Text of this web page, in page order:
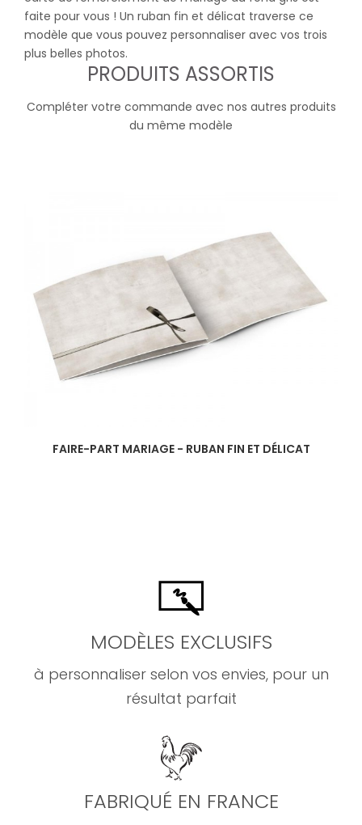
faite pour vous ! Un ruban fin et délicat traverse ce
modèle que vous pouvez personnaliser avec vos trois
plus belles photos.
PRODUITS ASSORTIS
Compléter votre commande avec nos autres produits
du même modèle
FAIRE-PART MARIAGE - RUBAN FIN ET DÉLICAT
MODÈLES EXCLUSIFS
à personnaliser selon vos envies, pour un
résultat parfait
FABRIQUÉ EN FRANCE